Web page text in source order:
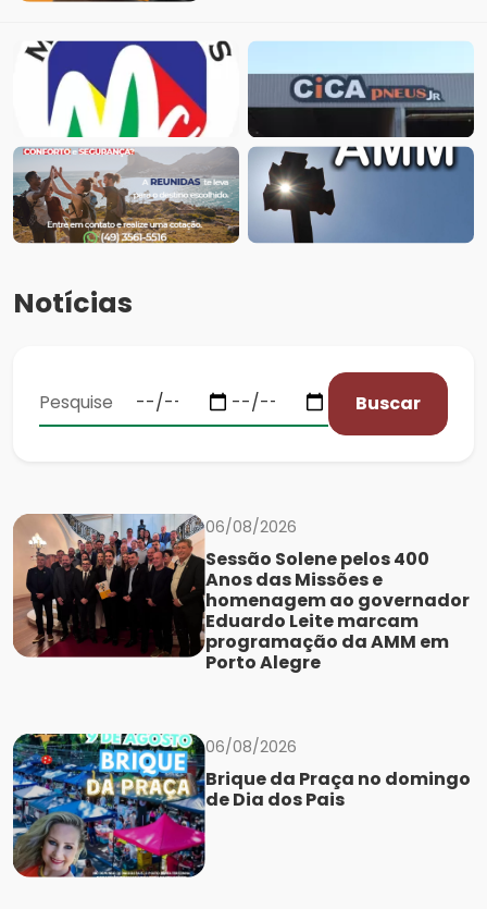
Notícias
Buscar
06/08/2026
Sessão Solene pelos 400
Anos das Missões e
homenagem ao governador
Eduardo Leite marcam
programação da AMM em
Porto Alegre
06/08/2026
Brique da Praça no domingo
de Dia dos Pais